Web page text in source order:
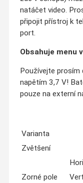
natáčet video.
připojit přístroj k
port.
Obsahuje menu
Používejte
napětím 3,7 V!
pouze na externí
Varianta
Zvětšení
Zorné pole